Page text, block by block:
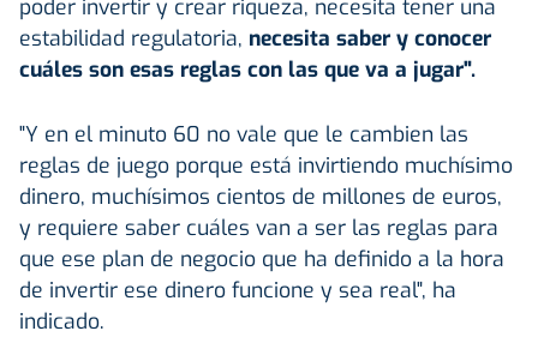
poder invertir y crear riqueza, necesita tener una
estabilidad regulatoria, necesita saber y conocer
cuáles son esas reglas con las que va a jugar".
"Y en el minuto 60 no vale que le cambien las
reglas de juego porque está invirtiendo muchísimo
dinero, muchísimos cientos de millones de euros,
y requiere saber cuáles van a ser las reglas para
que ese plan de negocio que ha definido a la hora
de invertir ese dinero funcione y sea real", ha
indicado.